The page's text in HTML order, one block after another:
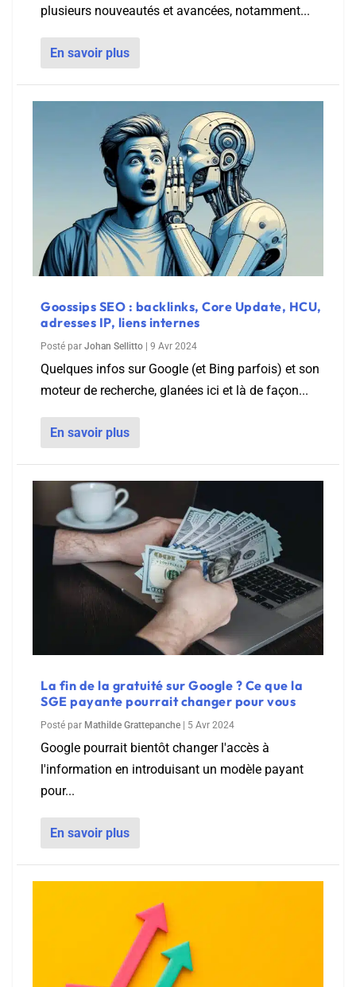
plusieurs nouveautés et avancées, notamment...
En savoir plus
Goossips SEO : backlinks, Core Update, HCU,
adresses IP, liens internes
Posté par Johan Sellitto | 9 Avr 2024
Quelques infos sur Google (et Bing parfois) et son
moteur de recherche, glanées ici et là de façon...
En savoir plus
La fin de la gratuité sur Google ? Ce que la
SGE payante pourrait changer pour vous
Posté par Mathilde Grattepanche 5 Avr 2024
Google pourrait bientôt changer l'accès à
l'information en introduisant un modèle payant
pour...
En savoir plus